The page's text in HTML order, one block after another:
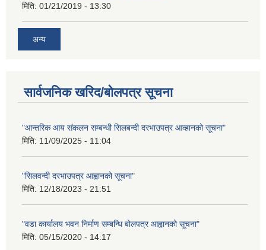
मिति: 01/21/2019 - 13:30
अन्य
सार्वजनिक खरिद/बोलपत्र सूचना
"आन्तरिक आय संकलन सम्बन्धी सिलबन्दी दरभाउपत्र आव्हानको सूचना"
मिति: 11/09/2025 - 11:04
"सिलवन्दी दरभाउपत्र आह्वानको सूचना"
मिति: 12/18/2023 - 21:51
"वडा कार्यालय भवन निर्माण सम्बन्धि बोलपत्र आह्वानको सूचना"
मिति: 05/15/2020 - 14:17